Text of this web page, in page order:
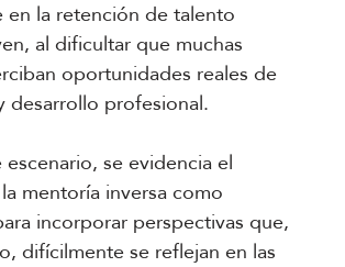
en la retención de talento
al dificultar que muchas
oportunidades reales de
desarrollo profesional.
escenario, se evidencia el
mentoría inversa como
incorporar perspectivas que,
difícilmente se reflejan en las